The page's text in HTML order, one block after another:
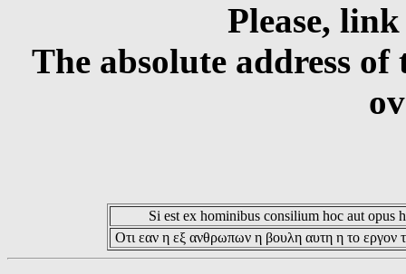
Please,
The absolute address
Si est ex hominibus consilium hoc aut opus
Οτι εαν η εξ ανθρωπων η βουλη αυτη η το εργον